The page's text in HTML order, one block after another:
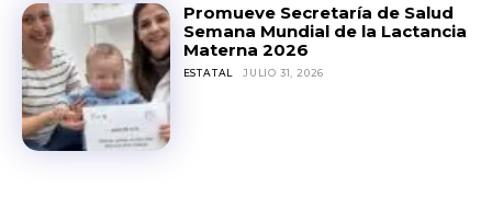
Promueve Secretaría de Salud
Semana Mundial de la Lactancia
Materna 2026
ESTATAL JULIO 31, 2026